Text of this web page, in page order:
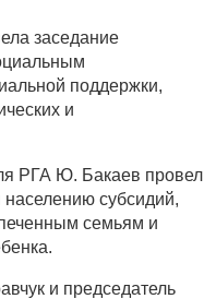
заседание
поддержки,
и
РГА Ю. Бакаев провел
субсидий,
семьям и
и председатель